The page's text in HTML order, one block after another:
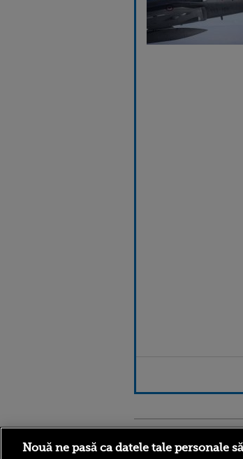
Nouă ne pasă ca datele tale personale